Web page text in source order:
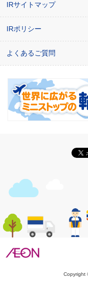
IRサイトマップ
IRポリシー
よくあるご質問
Copyright